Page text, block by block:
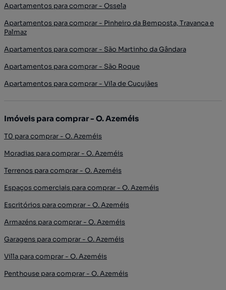
Apartamentos para comprar - Ossela
Apartamentos para comprar - Pinheiro da Bemposta, Travanca e
Palmaz
Apartamentos para comprar - São Martinho da Gândara
Apartamentos para comprar - São Roque
Apartamentos para comprar - Vila de Cucujães
Imóveis para comprar - O. Azeméis
T0 para comprar - O. Azeméis
Moradias para comprar - O. Azeméis
Terrenos para comprar - O. Azeméis
Espaços comerciais para comprar - O. Azeméis
Escritórios para comprar - O. Azeméis
Armazéns para comprar - O. Azeméis
Garagens para comprar - O. Azeméis
Villa para comprar - O. Azeméis
Penthouse para comprar - O. Azeméis